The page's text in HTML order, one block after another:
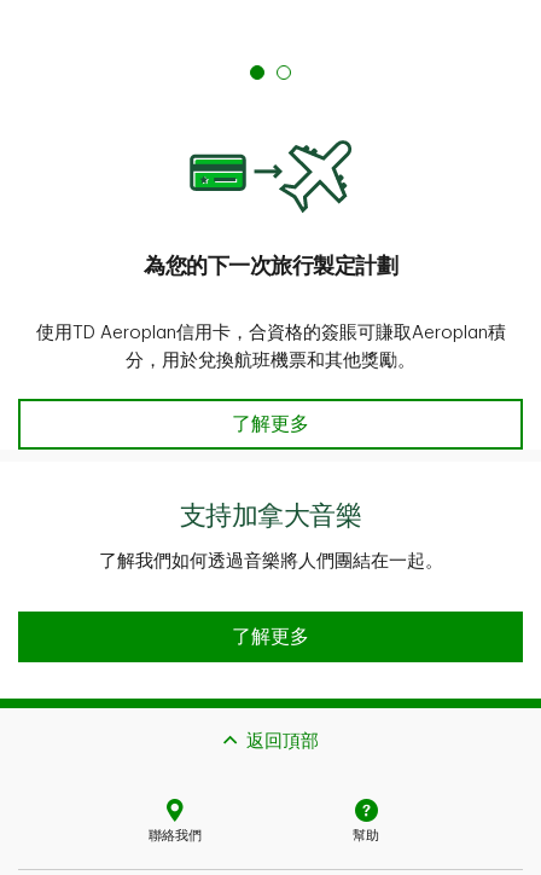
為您的下一次旅行製定計劃
使用TD Aeroplan信用卡，合資格的簽賬可賺取Aeroplan積
分，用於兌換航班機票和其他獎勵。
為您的下一次旅行製定計劃 了解更
了解更多
支持加拿大音樂
了解我們如何透過音樂將人們團結在一起。
支持加拿大音樂 了解更多
了解更多
返回頂部
聯絡我們 幫助